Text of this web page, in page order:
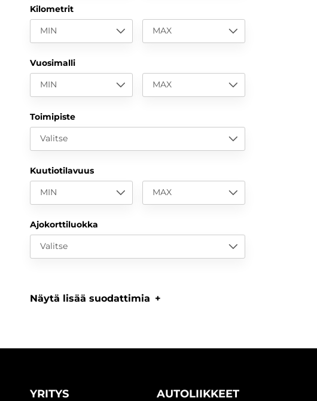
Kilometrit
MIN MAX
Vuosimalli
MIN MAX
Toimipiste
Valitse
Kuutiotilavuus
MIN MAX
Ajokorttiluokka
Valitse
Näytä lisää suodattimia
YRITYS AUTOLIIKKEET